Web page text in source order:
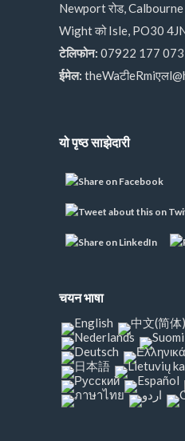
Newport रोड, Calbourne
Wight को Isle, PO30
टेलिफोन: 07922 177 073
ईमेल:
यो पृष्ठ साझेदारी
चयन भाषा